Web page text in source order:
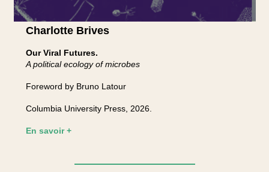
Charlotte Brives
Our Viral Futures.
A political ecology of microbes
Foreword by Bruno Latour
Columbia University Press, 2026.
En savoir +